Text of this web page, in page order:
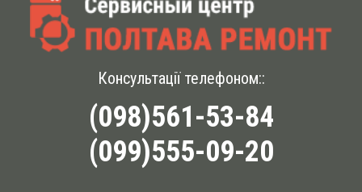
Консультації телефоном::
(098)561-53-84
(099)555-09-20